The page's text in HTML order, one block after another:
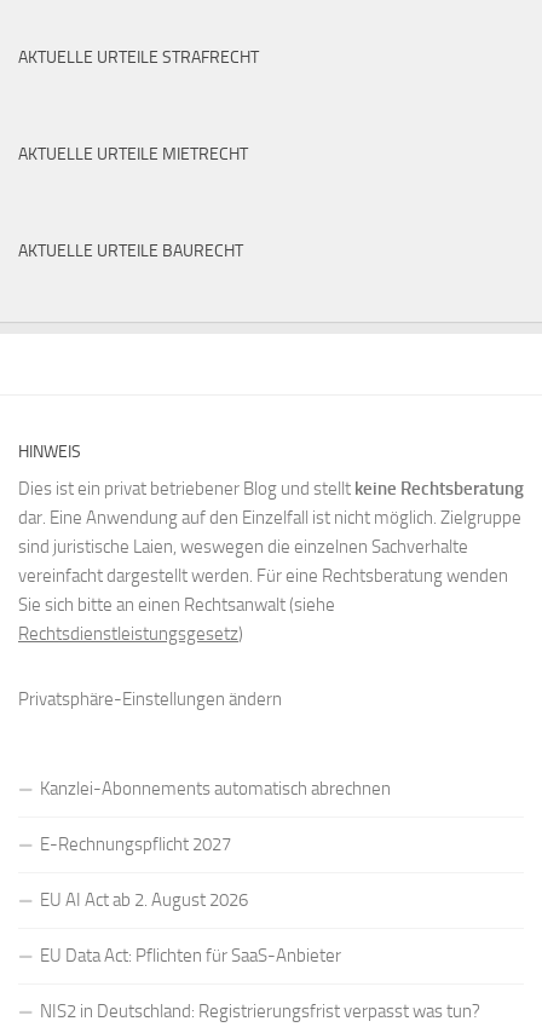
AKTUELLE URTEILE STRAFRECHT
AKTUELLE URTEILE MIETRECHT
AKTUELLE URTEILE BAURECHT
HINWEIS
Dies ist ein privat betriebener Blog und stellt keine Rechtsberatung
dar. Eine Anwendung auf den Einzelfall ist nicht möglich. Zielgruppe
sind juristische Laien, weswegen die einzelnen Sachverhalte
vereinfacht dargestellt werden. Für eine Rechtsberatung wenden
Sie sich bitte an einen Rechtsanwalt (siehe
Rechtsdienstleistungsgesetz)
Privatsphäre-Einstellungen ändern
Kanzlei-Abonnements automatisch abrechnen
E-Rechnungspflicht 2027
EU AI Act ab 2. August 2026
EU Data Act: Pflichten für SaaS-Anbieter
NIS2 in Deutschland: Registrierungsfrist verpasst was tun?